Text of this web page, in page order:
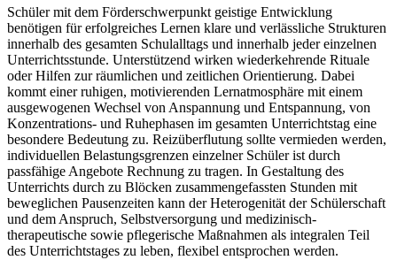
Schüler mit dem Förderschwerpunkt geistige Entwicklung
benötigen für erfolgreiches Lernen klare und verlässliche Strukturen
innerhalb des gesamten Schulalltags und innerhalb jeder einzelnen
Unterrichtsstunde. Unterstützend wirken wiederkehrende Rituale
oder Hilfen zur räumlichen und zeitlichen Orientierung. Dabei
kommt einer ruhigen, motivierenden Lernatmosphäre mit einem
ausgewogenen Wechsel von Anspannung und Entspannung, von
Konzentrations- und Ruhephasen im gesamten Unterrichtstag eine
besondere Bedeutung zu. Reizüberflutung sollte vermieden werden,
individuellen Belastungsgrenzen einzelner Schüler ist durch
passfähige Angebote Rechnung zu tragen. In Gestaltung des
Unterrichts durch zu Blöcken zusammengefassten Stunden mit
beweglichen Pausenzeiten kann der Heterogenität der Schülerschaft
und dem Anspruch, Selbstversorgung und medizinisch-
therapeutische sowie pflegerische Maßnahmen als integralen Teil
des Unterrichtstages zu leben, flexibel entsprochen werden.